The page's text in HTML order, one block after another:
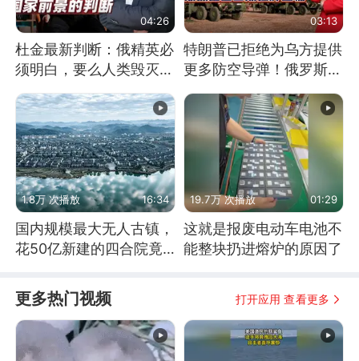
04:26
杜金最新判断：俄精英必
须明白，要么人类毁灭，
03:13
特朗普已拒绝为乌方提供
更多防空导弹！俄罗斯抓
1.8万 次播放 16:34
国内规模最大无人古镇，
花50亿新建的四合院竟
19.7万 次播放 01:29
这就是报废电动车电池不
能整块扔进熔炉的原因了
更多热门视频 打开应用 查看更多